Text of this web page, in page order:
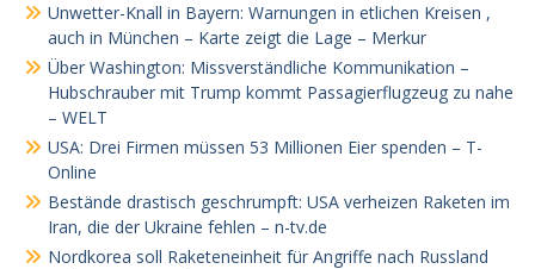
Unwetter-Knall in Bayern: Warnungen in etlichen Kreisen ,
auch in München – Karte zeigt die Lage – Merkur
Über Washington: Missverständliche Kommunikation –
Hubschrauber mit Trump kommt Passagierflugzeug zu nahe
– WELT
USA: Drei Firmen müssen 53 Millionen Eier spenden – T-
Online
Bestände drastisch geschrumpft: USA verheizen Raketen im
Iran, die der Ukraine fehlen – n-tv.de
Nordkorea soll Raketeneinheit für Angriffe nach Russland